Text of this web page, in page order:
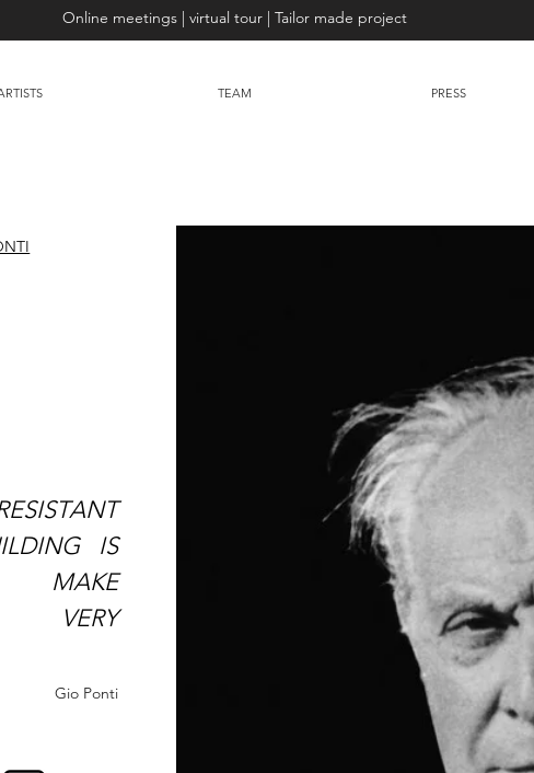
Online meetings | virtual tour | Tailor made project
TEAM PRESS
IS
MAKE
VERY
Gio Ponti